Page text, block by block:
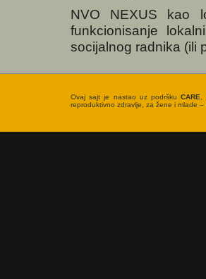
NVO NEXUS kao
funkcionisanje
socijalnog radnika (ili
Ovaj sajt je nastao uz podrškuCARE,
reproduktivno zdravlje, za žene i mlade